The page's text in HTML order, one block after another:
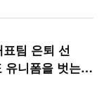
팀 은퇴 선
니폼을 벗는